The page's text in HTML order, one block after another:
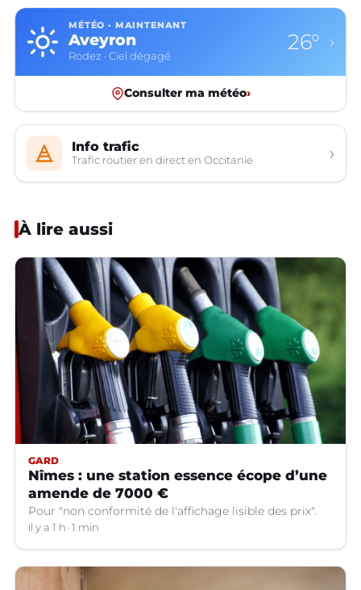
MÉTÉO · MAINTENANT
Aveyron
Rodez · Ciel dégagé
26° ›
Consulter ma météo›
Info trafic
Trafic routier en direct en Occitanie ›
À lire aussi
GARD
Nîmes : une station essence écope d’une
amende de 7000 €
Pour "non conformité de l'affichage lisible des prix".
il y a 1 h 1 min